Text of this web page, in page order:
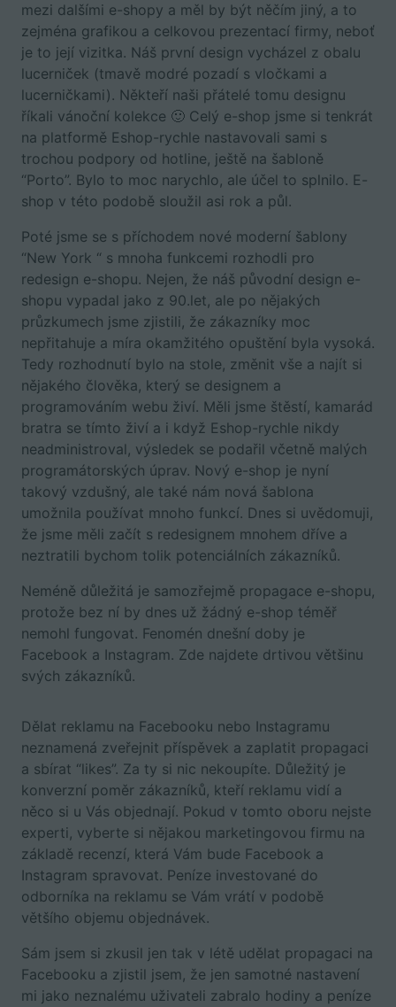
mezi dalšími e-shopy a měl by být něčím jiný, a to
zejména grafikou a celkovou prezentací firmy, neboť
je to její vizitka. Náš první design vycházel z obalu
lucerniček (tmavě modré pozadí s vločkami a
lucerničkami). Někteří naši přátelé tomu designu
říkali vánoční kolekce 🙂 Celý e-shop jsme si tenkrát
na platformě Eshop-rychle nastavovali sami s
trochou podpory od hotline, ještě na šabloně
“Porto”. Bylo to moc narychlo, ale účel to splnilo. E-
shop v této podobě sloužil asi rok a půl.
Poté jsme se s příchodem nové moderní šablony
“New York “ s mnoha funkcemi rozhodli pro
redesign e-shopu. Nejen, že náš původní design e-
shopu vypadal jako z 90.let, ale po nějakých
průzkumech jsme zjistili, že zákazníky moc
nepřitahuje a míra okamžitého opuštění byla vysoká.
Tedy rozhodnutí bylo na stole, změnit vše a najít si
nějakého člověka, který se designem a
programováním webu živí. Měli jsme štěstí, kamarád
bratra se tímto živí a i když Eshop-rychle nikdy
neadministroval, výsledek se podařil včetně malých
programátorských úprav. Nový e-shop je nyní
takový vzdušný, ale také nám nová šablona
umožnila používat mnoho funkcí. Dnes si uvědomuji,
že jsme měli začít s redesignem mnohem dříve a
neztratili bychom tolik potenciálních zákazníků.
Neméně důležitá je samozřejmě propagace e-shopu,
protože bez ní by dnes už žádný e-shop téměř
nemohl fungovat. Fenomén dnešní doby je
Facebook a Instagram. Zde najdete drtivou většinu
svých zákazníků.
Dělat reklamu na Facebooku nebo Instagramu
neznamená zveřejnit příspěvek a zaplatit propagaci
a sbírat “likes”. Za ty si nic nekoupíte. Důležitý je
konverzní poměr zákazníků, kteří reklamu vidí a
něco si u Vás objednají. Pokud v tomto oboru nejste
experti, vyberte si nějakou marketingovou firmu na
základě recenzí, která Vám bude Facebook a
Instagram spravovat. Peníze investované do
odborníka na reklamu se Vám vrátí v podobě
většího objemu objednávek.
Sám jsem si zkusil jen tak v létě udělat propagaci na
Facebooku a zjistil jsem, že jen samotné nastavení
mi jako neznalému uživateli zabralo hodiny a peníze